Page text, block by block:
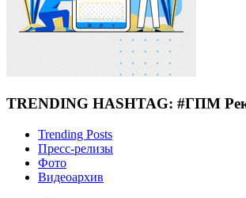
TRENDING HASHTAG: #ГПМ
Trending Posts
Пресс-релизы
Фото
Видеоархив